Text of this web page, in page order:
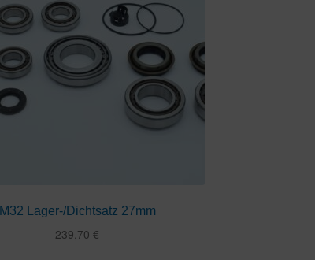
M32 Lager-/Dichtsatz 27mm
239,70€